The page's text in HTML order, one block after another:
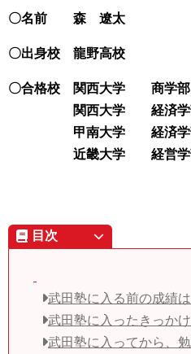
〇名前 森 遼太
〇出身校 龍野高校
〇合格校 関西大学 商学
関西大学 経済学
甲南大学 経済学
近畿大学 経営学
目次
武田塾に入る前の成績は
武田塾に入ったきっかけ
武田塾に入ってから、